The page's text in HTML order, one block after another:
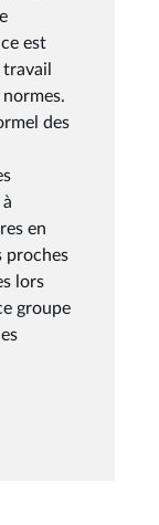
est
travail
des
en
proches
lors
groupe